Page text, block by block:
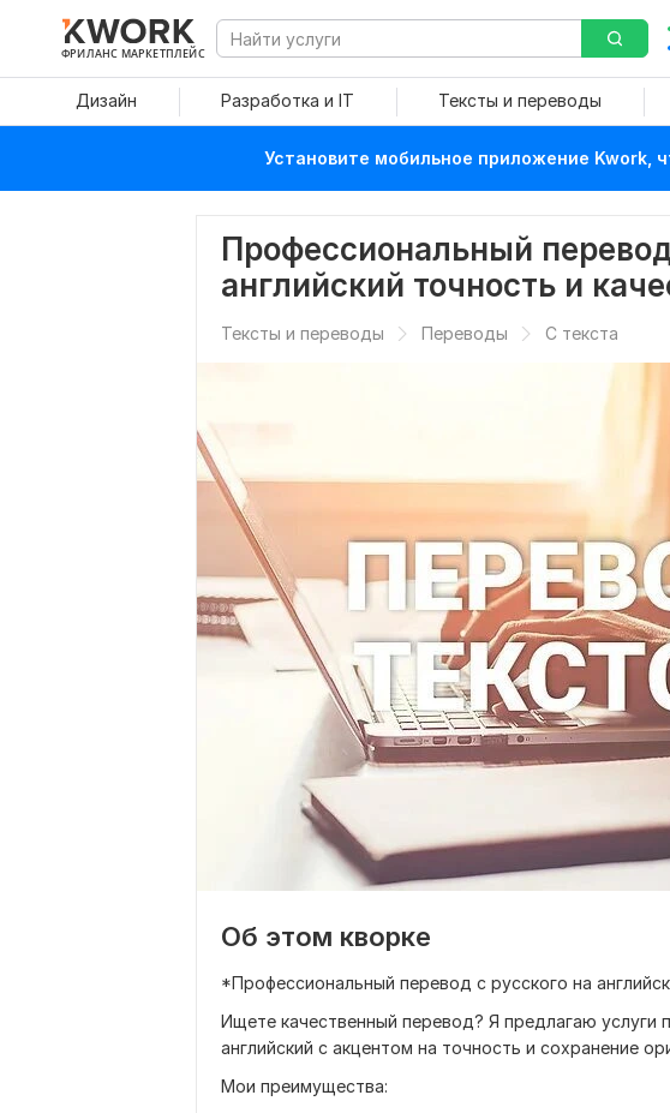
ФРИЛАНС МАРКЕТПЛЕЙС
Дизайн Разработка и IT Тексты и переводы
Установите мобильное приложение Kwork,
Профессиональный
английский точность и
Тексты и переводы Переводы С текста
Об этом кворке
*Профессиональный перевод с русского на
Ищете качественный перевод? Я предлагаю услуги
английский с акцентом на точность и сохранение
Мои преимущества: